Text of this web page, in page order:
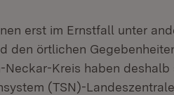
erst im Ernstfall unter
den örtlichen
Kreis haben
(TSN)-